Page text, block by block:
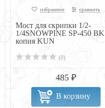
избранное сравнить
Мост для скрипки 1/2-
1/4SNOWPINE SP-450 BK
копия KUN
(0)
485 ₽
В корзину